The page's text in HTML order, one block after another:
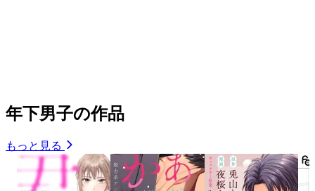
年下男子の作品
もっと見る